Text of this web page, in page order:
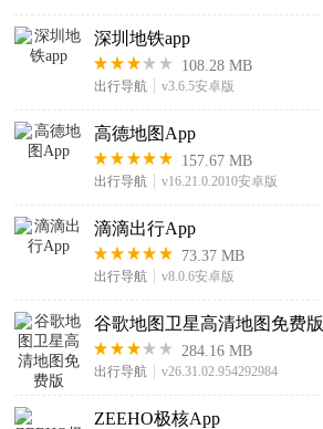
深圳地铁app
108.28 MB
出行导航 v3.6.5安卓版
高德地图App
157.67 MB
出行导航 v16.21.0.2010安卓版
滴滴出行App
73.37 MB
出行导航 v8.0.6安卓版
谷歌地图卫星高清地图免费版
284.16 MB
出行导航 v26.31.02.954292984
ZEEHO极核App